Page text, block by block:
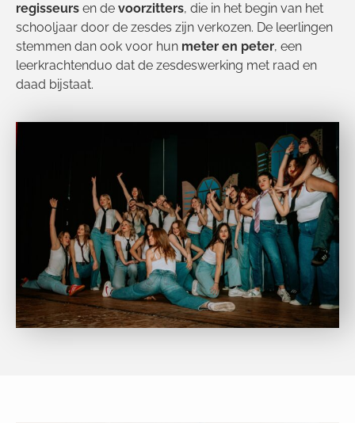
regisseurs en de voorzitters, die in het begin van het
schooljaar door de zesdes zijn verkozen. De leerlingen
stemmen dan ook voor hun meter en peter, een
leerkrachtenduo dat de zesdeswerking met raad en
daad bijstaat.